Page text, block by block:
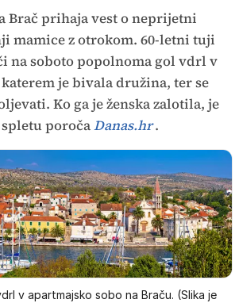
Brač prihaja vest o neprijetni
mamice z otrokom. 60-letni tuji
na soboto popolnoma gol vdrl v
je bivala družina, ter se
Ko ga je ženska zalotila, je
poročaDanas.hr.
v apartmajsko sobo na Braču. (Slika je